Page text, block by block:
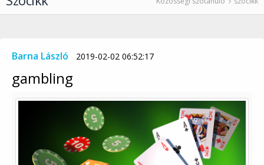
Barna László 2019-02-02 06:52:17
gambling